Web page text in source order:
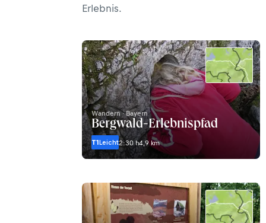
Erlebnis.
Wandern · Bayern
Bergwald-Erlebnispfad
T1Leicht2:30 h4,9 km